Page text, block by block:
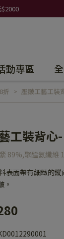
動專區
折 壓皺工藝工裝
工裝背心
89%,聚醯氨纖維
表面帶有細緻的
。